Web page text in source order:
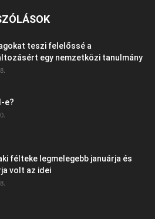
teszi felelőssé a
egy nemzetközi tanulmány
e?
félteke legmelegebb januárja és
volt az idei